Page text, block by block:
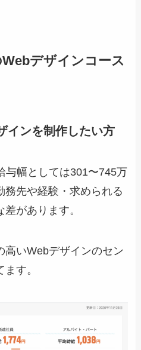
デザインコース
インを制作したい方
与幅としては301〜745万
務先や経験・求められる
があります。
高いWebデザインのセン
す。